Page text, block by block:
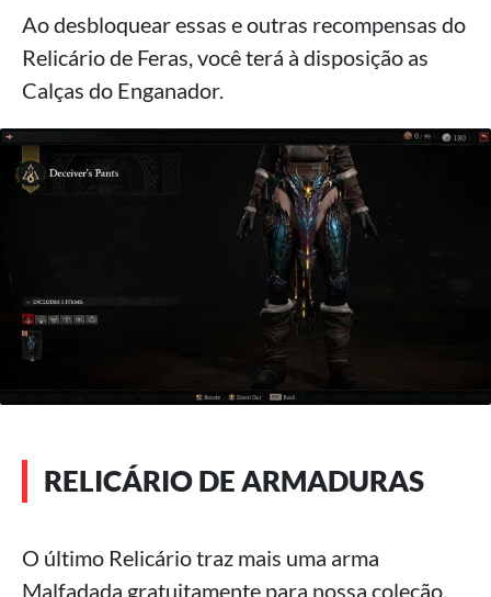
Ao desbloquear essas e outras recompensas do
Relicário de Feras, você terá à disposição as
Calças do Enganador.
RELICÁRIO DE ARMADURAS
O último Relicário traz mais uma arma
Malfadada gratuitamente para nossa coleção,